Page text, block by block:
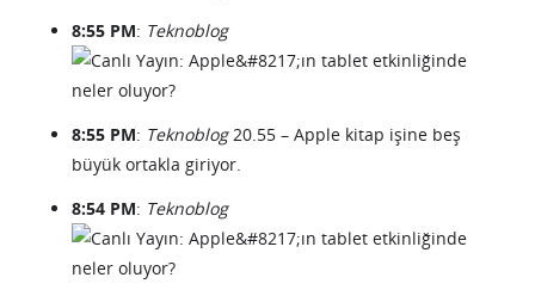
8:55 PM: Teknoblog
8:55 PM: Teknoblog20.55 – Apple kitap işine beş
büyük ortakla giriyor.
8:54 PM: Teknoblog